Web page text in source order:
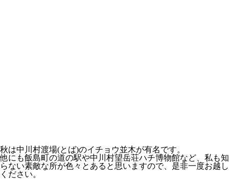
秋は中川村渡場(とば)のイチョウ並木が有名です。
他にも飯島町の道の駅や中川村望岳荘ハチ博物館など、私も知
らない素敵な所が色々とあると思いますので、是非一度お越し
ください。